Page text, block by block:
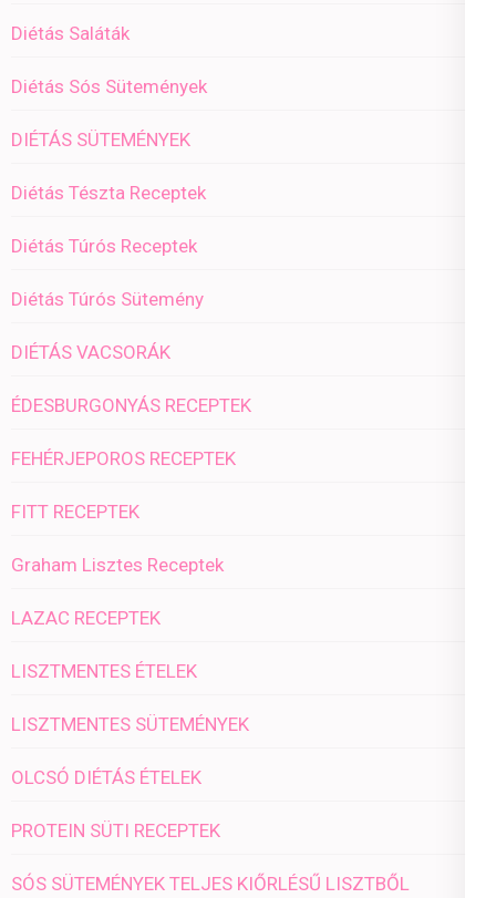
Diétás Saláták
Diétás Sós Sütemények
DIÉTÁS SÜTEMÉNYEK
Diétás Tészta Receptek
Diétás Túrós Receptek
Diétás Túrós Sütemény
DIÉTÁS VACSORÁK
ÉDESBURGONYÁS RECEPTEK
FEHÉRJEPOROS RECEPTEK
FITT RECEPTEK
Graham Lisztes Receptek
LAZAC RECEPTEK
LISZTMENTES ÉTELEK
LISZTMENTES SÜTEMÉNYEK
OLCSÓ DIÉTÁS ÉTELEK
PROTEIN SÜTI RECEPTEK
SÓS SÜTEMÉNYEK TELJES KIŐRLÉSŰ LISZTBŐL